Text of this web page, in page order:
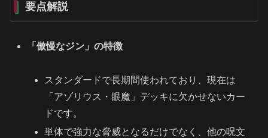
要点解説
「傲慢なジン」の特徴
スタンダードで長期間使われており、現在は
「アゾリウス・眼魔」デッキに欠かせないカー
ドです。
単体で強力な脅威となるだけでなく、他の呪文